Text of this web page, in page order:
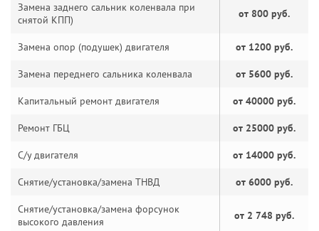
Замена заднего сальник коленвала при
снятой КПП)
от 800 руб.
Замена опор (подушек) двигателя от 1200 руб.
Замена переднего сальника коленвала от 5600 руб.
Капитальный ремонт двигателя от 40000 руб.
Ремонт ГБЦ от 25000 руб.
С/у двигателя от 14000 руб.
Снятие/установка/замена ТНВД от 6000 руб.
Снятие/установка/замена форсунок
высокого давления
от 2 748 руб.